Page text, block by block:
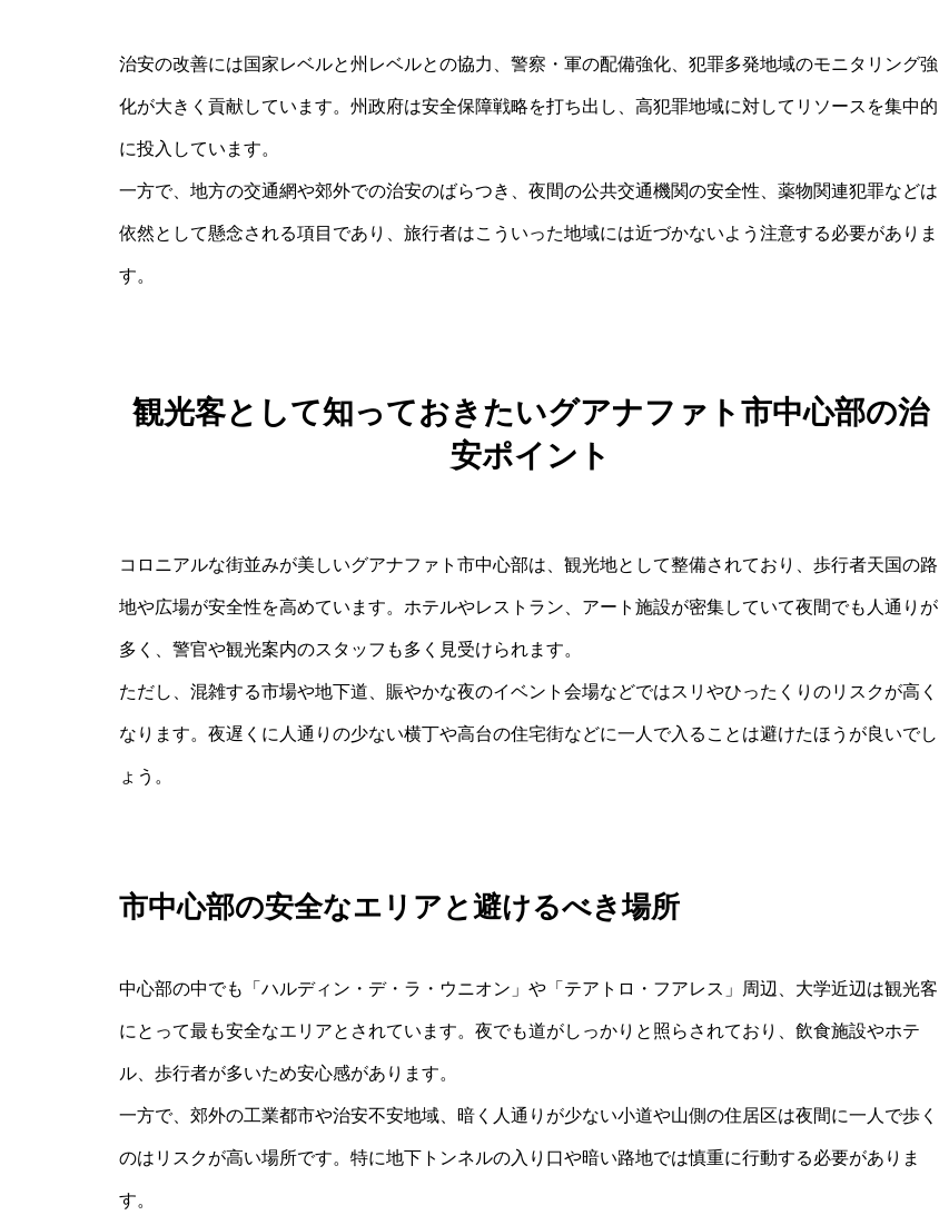
治安の改善には国家レベルと州レベルとの協力、警察・軍の配備強化、犯罪多発地域のモニタリング強
化が大きく貢献しています。州政府は安全保障戦略を打ち出し、高犯罪地域に対してリソースを集中的
に投入しています。
一方で、地方の交通網や郊外での治安のばらつき、夜間の公共交通機関の安全性、薬物関連犯罪などは
依然として懸念される項目であり、旅行者はこういった地域には近づかないよう注意する必要がありま
す。
観光客として知っておきたいグアナファト市中心部の治
安ポイント
コロニアルな街並みが美しいグアナファト市中心部は、観光地として整備されており、歩行者天国の路
地や広場が安全性を高めています。ホテルやレストラン、アート施設が密集していて夜間でも人通りが
多く、警官や観光案内のスタッフも多く見受けられます。
ただし、混雑する市場や地下道、賑やかな夜のイベント会場などではスリやひったくりのリスクが高く
なります。夜遅くに人通りの少ない横丁や高台の住宅街などに一人で入ることは避けたほうが良いでし
ょう。
市中心部の安全なエリアと避けるべき場所
中心部の中でも「ハルディン・デ・ラ・ウニオン」や「テアトロ・フアレス」周辺、大学近辺は観光客
にとって最も安全なエリアとされています。夜でも道がしっかりと照らされており、飲食施設やホテ
ル、歩行者が多いため安心感があります。
一方で、郊外の工業都市や治安不安地域、暗く人通りが少ない小道や山側の住居区は夜間に一人で歩く
のはリスクが高い場所です。特に地下トンネルの入り口や暗い路地では慎重に行動する必要がありま
す。